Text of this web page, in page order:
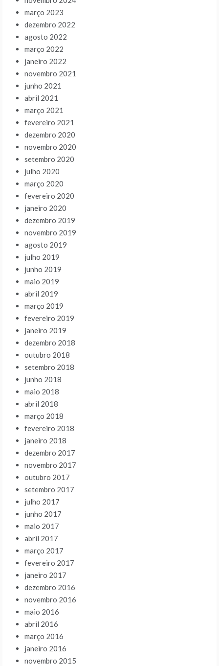
março 2023
dezembro 2022
agosto 2022
março 2022
janeiro 2022
novembro 2021
junho 2021
abril 2021
março 2021
fevereiro 2021
dezembro 2020
novembro 2020
setembro 2020
julho 2020
março 2020
fevereiro 2020
janeiro 2020
dezembro 2019
novembro 2019
agosto 2019
julho 2019
junho 2019
maio 2019
abril 2019
março 2019
fevereiro 2019
janeiro 2019
dezembro 2018
outubro 2018
setembro 2018
junho 2018
maio 2018
abril 2018
março 2018
fevereiro 2018
janeiro 2018
dezembro 2017
novembro 2017
outubro 2017
setembro 2017
julho 2017
junho 2017
maio 2017
abril 2017
março 2017
fevereiro 2017
janeiro 2017
dezembro 2016
novembro 2016
maio 2016
abril 2016
março 2016
janeiro 2016
novembro 2015